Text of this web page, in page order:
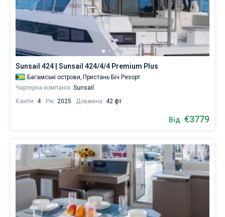
Sunsail 424 | Sunsail 424/4/4 Premium Plus
Багамські острови, Пристань Біч Резорт
Чартерна компанія: Sunsail
Каюти: 4 Рік: 2025 Довжина: 42 фт
Від €3779